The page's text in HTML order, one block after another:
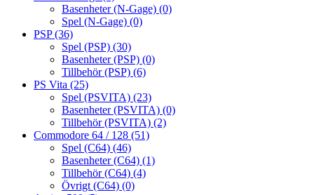
Basenheter (N-Gage) (0)
Spel (N-Gage) (0)
PSP(36)
Spel (PSP) (30)
Basenheter (PSP) (0)
Tillbehör (PSP) (6)
PS Vita (25)
Spel (PSVITA) (23)
Basenheter (PSVITA) (0)
Tillbehör (PSVITA) (2)
Commodore 64 / 128 (51)
Spel (C64) (46)
Basenheter (C64) (1)
Tillbehör (C64) (4)
Övrigt (C64) (0)